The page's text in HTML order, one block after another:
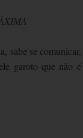
sabe se
garoto que não